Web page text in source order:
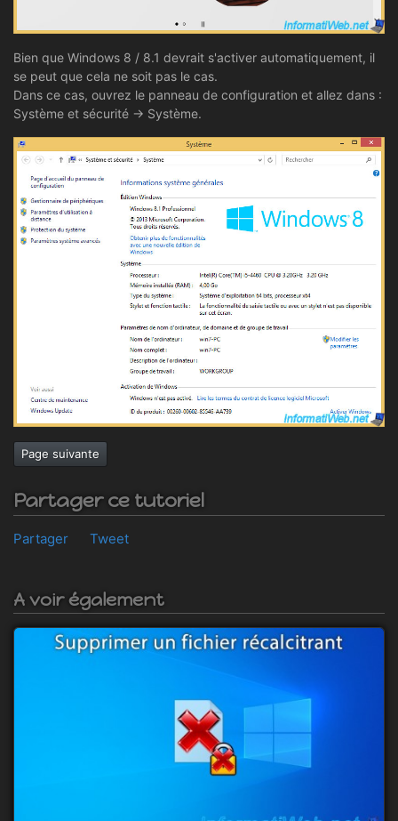
Bien que Windows 8 / 8.1 devrait s'activer automatiquement, il
se peut que cela ne soit pas le cas.
Dans ce cas, ouvrez le panneau de configuration et allez dans :
Système et sécurité -> Système.
Page suivante
Partager ce tutoriel
Partager Tweet
A voir également